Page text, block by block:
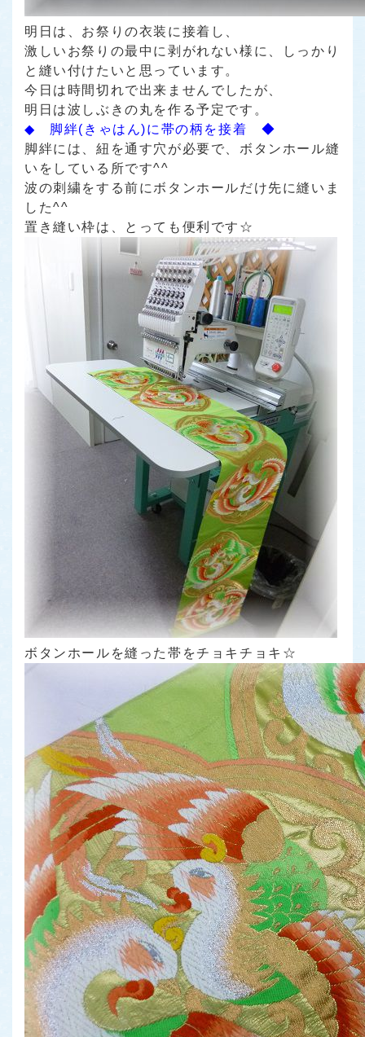
明日は、お祭りの衣装に接着し、
激しいお祭りの最中に剥がれない様に、しっかり
と縫い付けたいと思っています。
今日は時間切れで出来ませんでしたが、
明日は波しぶきの丸を作る予定です。
◆ 脚絆(きゃはん)に帯の柄を接着 ◆
脚絆には、紐を通す穴が必要で、ボタンホール縫
いをしている所です^^
波の刺繍をする前にボタンホールだけ先に縫いま
した^^
置き縫い枠は、とっても便利です☆
ボタンホールを縫った帯をチョキチョキ☆